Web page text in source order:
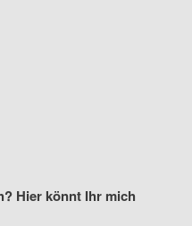
Hier könnt Ihr mich